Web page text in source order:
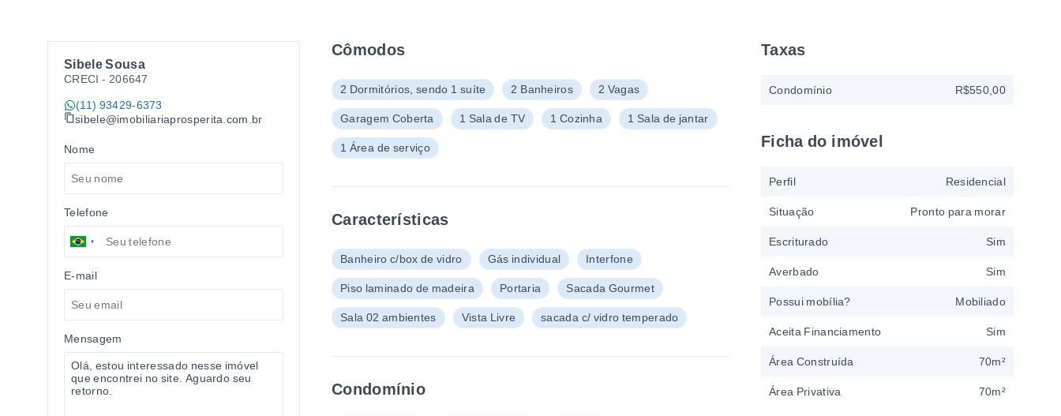
Sibele Sousa
CRECI - 206647
(11) 93429-6373
sibele@imobiliariaprosperita.com.br
Nome
Telefone
E-mail
Mensagem
Cômodos
2 Dormitórios, sendo 1 suíte 2 Banheiros 2 Vagas
Garagem Coberta 1 Sala de TV 1 Cozinha 1 Sala de jantar
1 Área de serviço
Características
Banheiro c/box de vidro Gás individual Interfone
Piso laminado de madeira Portaria Sacada Gourmet
Sala 02 ambientes Vista Livre sacada c/ vidro temperado
Condomínio
Taxas
Condomínio R$550,00
Ficha do imóvel
Perfil Residencial
Situação Pronto para morar
Escriturado Sim
Averbado Sim
Possui mobília? Mobiliado
Aceita Financiamento Sim
Área Construída 70m²
Área Privativa 70m²